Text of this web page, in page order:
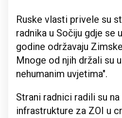
Ruske vlasti privele su
radnika u Sočiju gdje se
godine održavaju
Mnoge od njih držali su
nehumanim uvjetima".
Strani radnici radili su
infrastrukture za ZOI u